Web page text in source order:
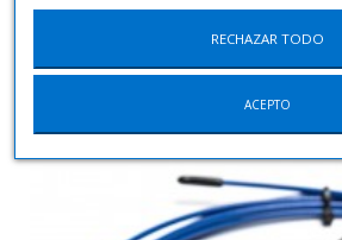
15 otros productos
categoría:
RECHAZAR TODO
ACEPTO